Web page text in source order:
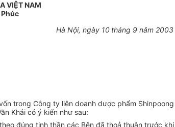
VIỆT NAM
Hà Nội, ngày 10 tháng 9 năm 2003
trong Công ty liên doanh dược phẩm Shinpoong
Khải có ý kiến như sau:
đúng tinh thần các Bên đã thoả thuận trước khi